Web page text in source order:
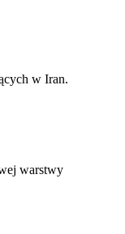
w Iran.
warstwy